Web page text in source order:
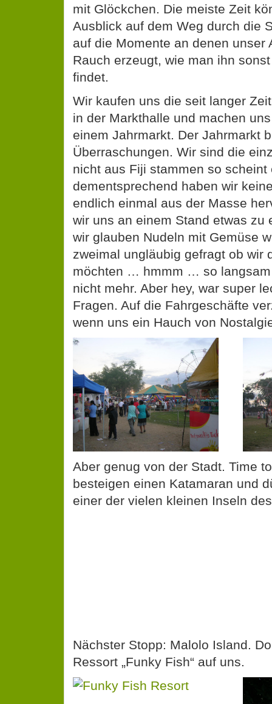
mit Glöckchen. Die meiste Zeit
Ausblick auf dem Weg durch die
auf die Momente an denen unser
Rauch erzeugt, wie man ihn
findet.
Wir kaufen uns die seit langer
in der Markthalle und machen
einem Jahrmarkt. Der Jahrmarkt
Überraschungen. Wir sind die
nicht aus Fiji stammen so scheint
dementsprechend haben wir
endlich einmal aus der Masse
wir uns an einem Stand etwas zu
wir glauben Nudeln mit Gemüse
zweimal ungläubig gefragt ob wir
möchten … hmmm … so
nicht mehr. Aber hey, war super
Fragen. Auf die Fahrgeschäfte
wenn uns ein Hauch von
Aber genug von der Stadt. Time
besteigen einen Katamaran und
einer der vielen kleinen Inseln
Nächster Stopp: Malolo Island.
Ressort „Funky Fish“ auf uns.